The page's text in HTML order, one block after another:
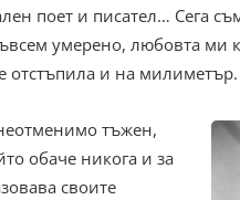
поет и писател… Сега
умерено, любовта ми
отстъпила и на милиметър.
тъжен,
обаче никога и за
своите